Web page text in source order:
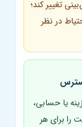
کند؛
در نظر
حسابی،
هر